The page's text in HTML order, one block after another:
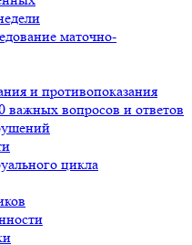
маточно-
и противопоказания
важных вопросов и ответов
цикла